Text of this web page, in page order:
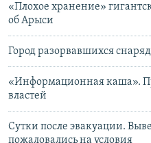
«Плохое хранение»
об Арыси
Город разорвавшихся
«Информационная каша».
властей
Сутки после эвакуации.
пожаловались на условия